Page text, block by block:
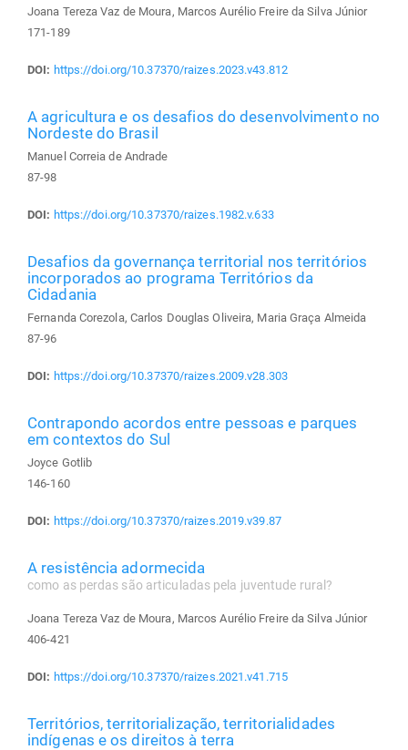
Joana Tereza Vaz de Moura, Marcos Aurélio Freire da Silva Júnior
171-189
DOI: https://doi.org/10.37370/raizes.2023.v43.812
A agricultura e os desafios do desenvolvimento no
Nordeste do Brasil
Manuel Correia de Andrade
87-98
DOI: https://doi.org/10.37370/raizes.1982.v.633
Desafios da governança territorial nos territórios
incorporados ao programa Territórios da
Cidadania
Fernanda Corezola, Carlos Douglas Oliveira, Maria Graça Almeida
87-96
DOI: https://doi.org/10.37370/raizes.2009.v28.303
Contrapondo acordos entre pessoas e parques
em contextos do Sul
Joyce Gotlib
146-160
DOI: https://doi.org/10.37370/raizes.2019.v39.87
A resistência adormecida
como as perdas são articuladas pela juventude rural?
Joana Tereza Vaz de Moura, Marcos Aurélio Freire da Silva Júnior
406-421
DOI: https://doi.org/10.37370/raizes.2021.v41.715
Territórios, territorialização, territorialidades
indígenas e os direitos à terra